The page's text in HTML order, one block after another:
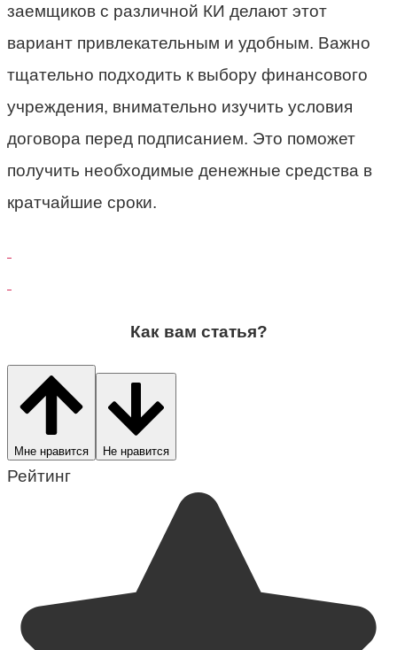
заемщиков с различной КИ делают этот
вариант привлекательным и удобным. Важно
тщательно подходить к выбору финансового
учреждения, внимательно изучить условия
договора перед подписанием. Это поможет
получить необходимые денежные средства в
кратчайшие сроки.
Как вам статья?
Мне нравится Не нравится
Рейтинг